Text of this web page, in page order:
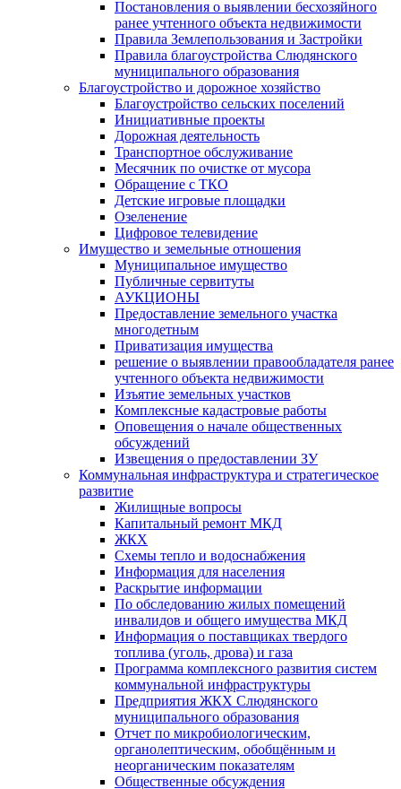
Постановления о выявлении бесхозяйного
ранее учтенного объекта недвижимости
Правила Землепользования и Застройки
Правила благоустройства Слюдянского
муниципального образования
Благоустройство и дорожное хозяйство
Благоустройство сельских поселений
Инициативные проекты
Дорожная деятельность
Транспортное обслуживание
Месячник по очистке от мусора
Обращение с ТКО
Детские игровые площадки
Озеленение
Цифровое телевидение
Имущество и земельные отношения
Муниципальное имущество
Публичные сервитуты
АУКЦИОНЫ
Предоставление земельного участка
многодетным
Приватизация имущества
решение о выявлении правообладателя ранее
учтенного объекта недвижимости
Изъятие земельных участков
Комплексные кадастровые работы
Оповещения о начале общественных
обсуждений
Извещения о предоставлении ЗУ
Коммунальная инфраструктура и стратегическое
развитие
Жилищные вопросы
Капитальный ремонт МКД
ЖКХ
Схемы тепло и водоснабжения
Информация для населения
Раскрытие информации
По обследованию жилых помещений
инвалидов и общего имущества МКД
Информация о поставщиках твердого
топлива (уголь, дрова) и газа
Программа комплексного развития систем
коммунальной инфраструктуры
Предприятия ЖКХ Слюдянского
муниципального образования
Отчет по микробиологическим,
органолептическим, обобщённым и
неорганическим показателям
Общественные обсуждения